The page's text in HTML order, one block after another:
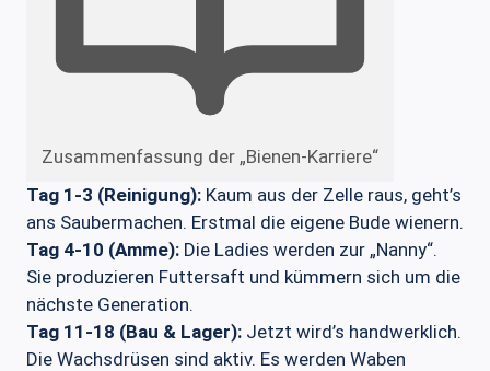
Zusammenfassung der „Bienen-Karriere“
Tag 1-3 (Reinigung): Kaum aus der Zelle raus, geht’s
ans Saubermachen. Erstmal die eigene Bude wienern.
Tag 4-10 (Amme): Die Ladies werden zur „Nanny“.
Sie produzieren Futtersaft und kümmern sich um die
nächste Generation.
Tag 11-18 (Bau & Lager): Jetzt wird’s handwerklich.
Die Wachsdrüsen sind aktiv. Es werden Waben